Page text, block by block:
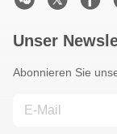
Unser
Abonnieren Sie